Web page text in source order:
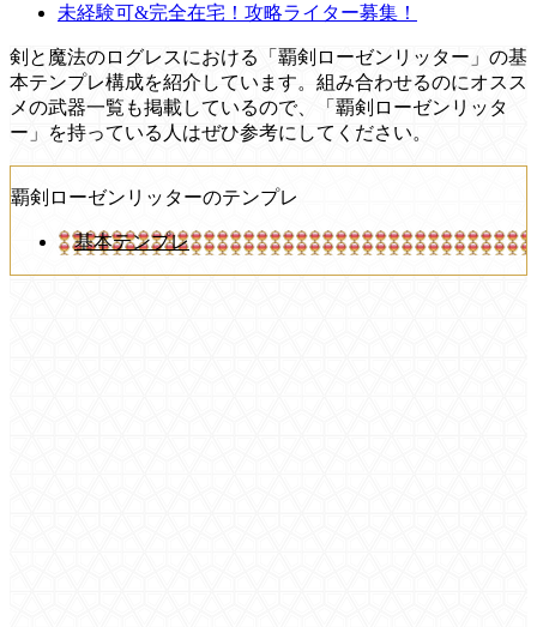
未経験可&完全在宅！攻略ライター募集！
剣と魔法のログレスにおける「覇剣ローゼンリッター」の基
本テンプレ構成を紹介しています。組み合わせるのにオスス
メの武器一覧も掲載しているので、「覇剣ローゼンリッタ
ー」を持っている人はぜひ参考にしてください。
覇剣ローゼンリッターのテンプレ
基本テンプレ